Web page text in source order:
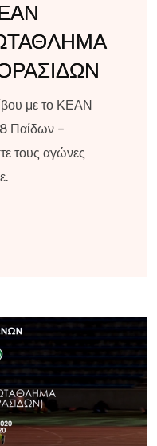
με το ΚΕΑΝ
Παίδων –
τους αγώνες